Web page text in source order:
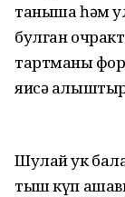
таныша һәм
булган
тартманың
яисә
Шулай ук
тыш күп